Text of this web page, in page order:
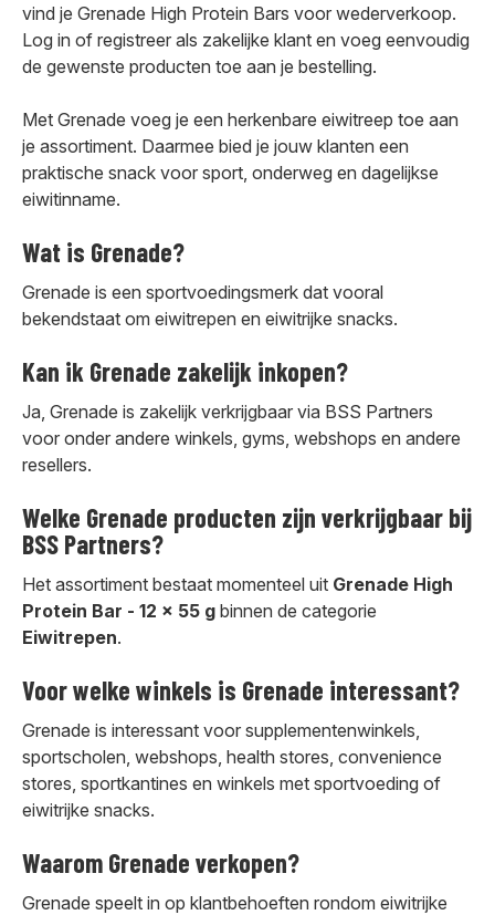
vind je Grenade High Protein Bars voor wederverkoop.
Log in of registreer als zakelijke klant en voeg eenvoudig
de gewenste producten toe aan je bestelling.
Met Grenade voeg je een herkenbare eiwitreep toe aan
je assortiment. Daarmee bied je jouw klanten een
praktische snack voor sport, onderweg en dagelijkse
eiwitinname.
Wat is Grenade?
Grenade is een sportvoedingsmerk dat vooral
bekendstaat om eiwitrepen en eiwitrijke snacks.
Kan ik Grenade zakelijk inkopen?
Ja, Grenade is zakelijk verkrijgbaar via BSS Partners
voor onder andere winkels, gyms, webshops en andere
resellers.
Welke Grenade producten zijn verkrijgbaar bij
BSS Partners?
Het assortiment bestaat momenteel uit Grenade High
Protein Bar - 12 x 55 g binnen de categorie
Eiwitrepen.
Voor welke winkels is Grenade interessant?
Grenade is interessant voor supplementenwinkels,
sportscholen, webshops, health stores, convenience
stores, sportkantines en winkels met sportvoeding of
eiwitrijke snacks.
Waarom Grenade verkopen?
Grenade speelt in op klantbehoeften rondom eiwitrijke